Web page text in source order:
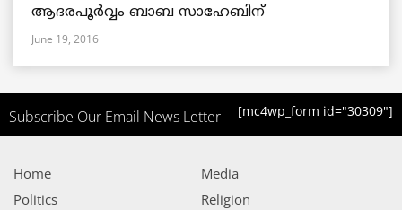
ആദരപൂര്‍വ്വം ബാബ സാഹേബിന്
June 19, 2016
Subscribe Our Email News Letter [mc4wp_form id="30309"]
Home
Politics
Media
Religion